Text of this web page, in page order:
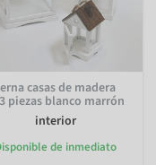
casas de madera
piezas blanco marrón
interior
de inmediato